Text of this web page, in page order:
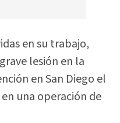
en su trabajo,
lesión en la
en San Diego el
una operación de